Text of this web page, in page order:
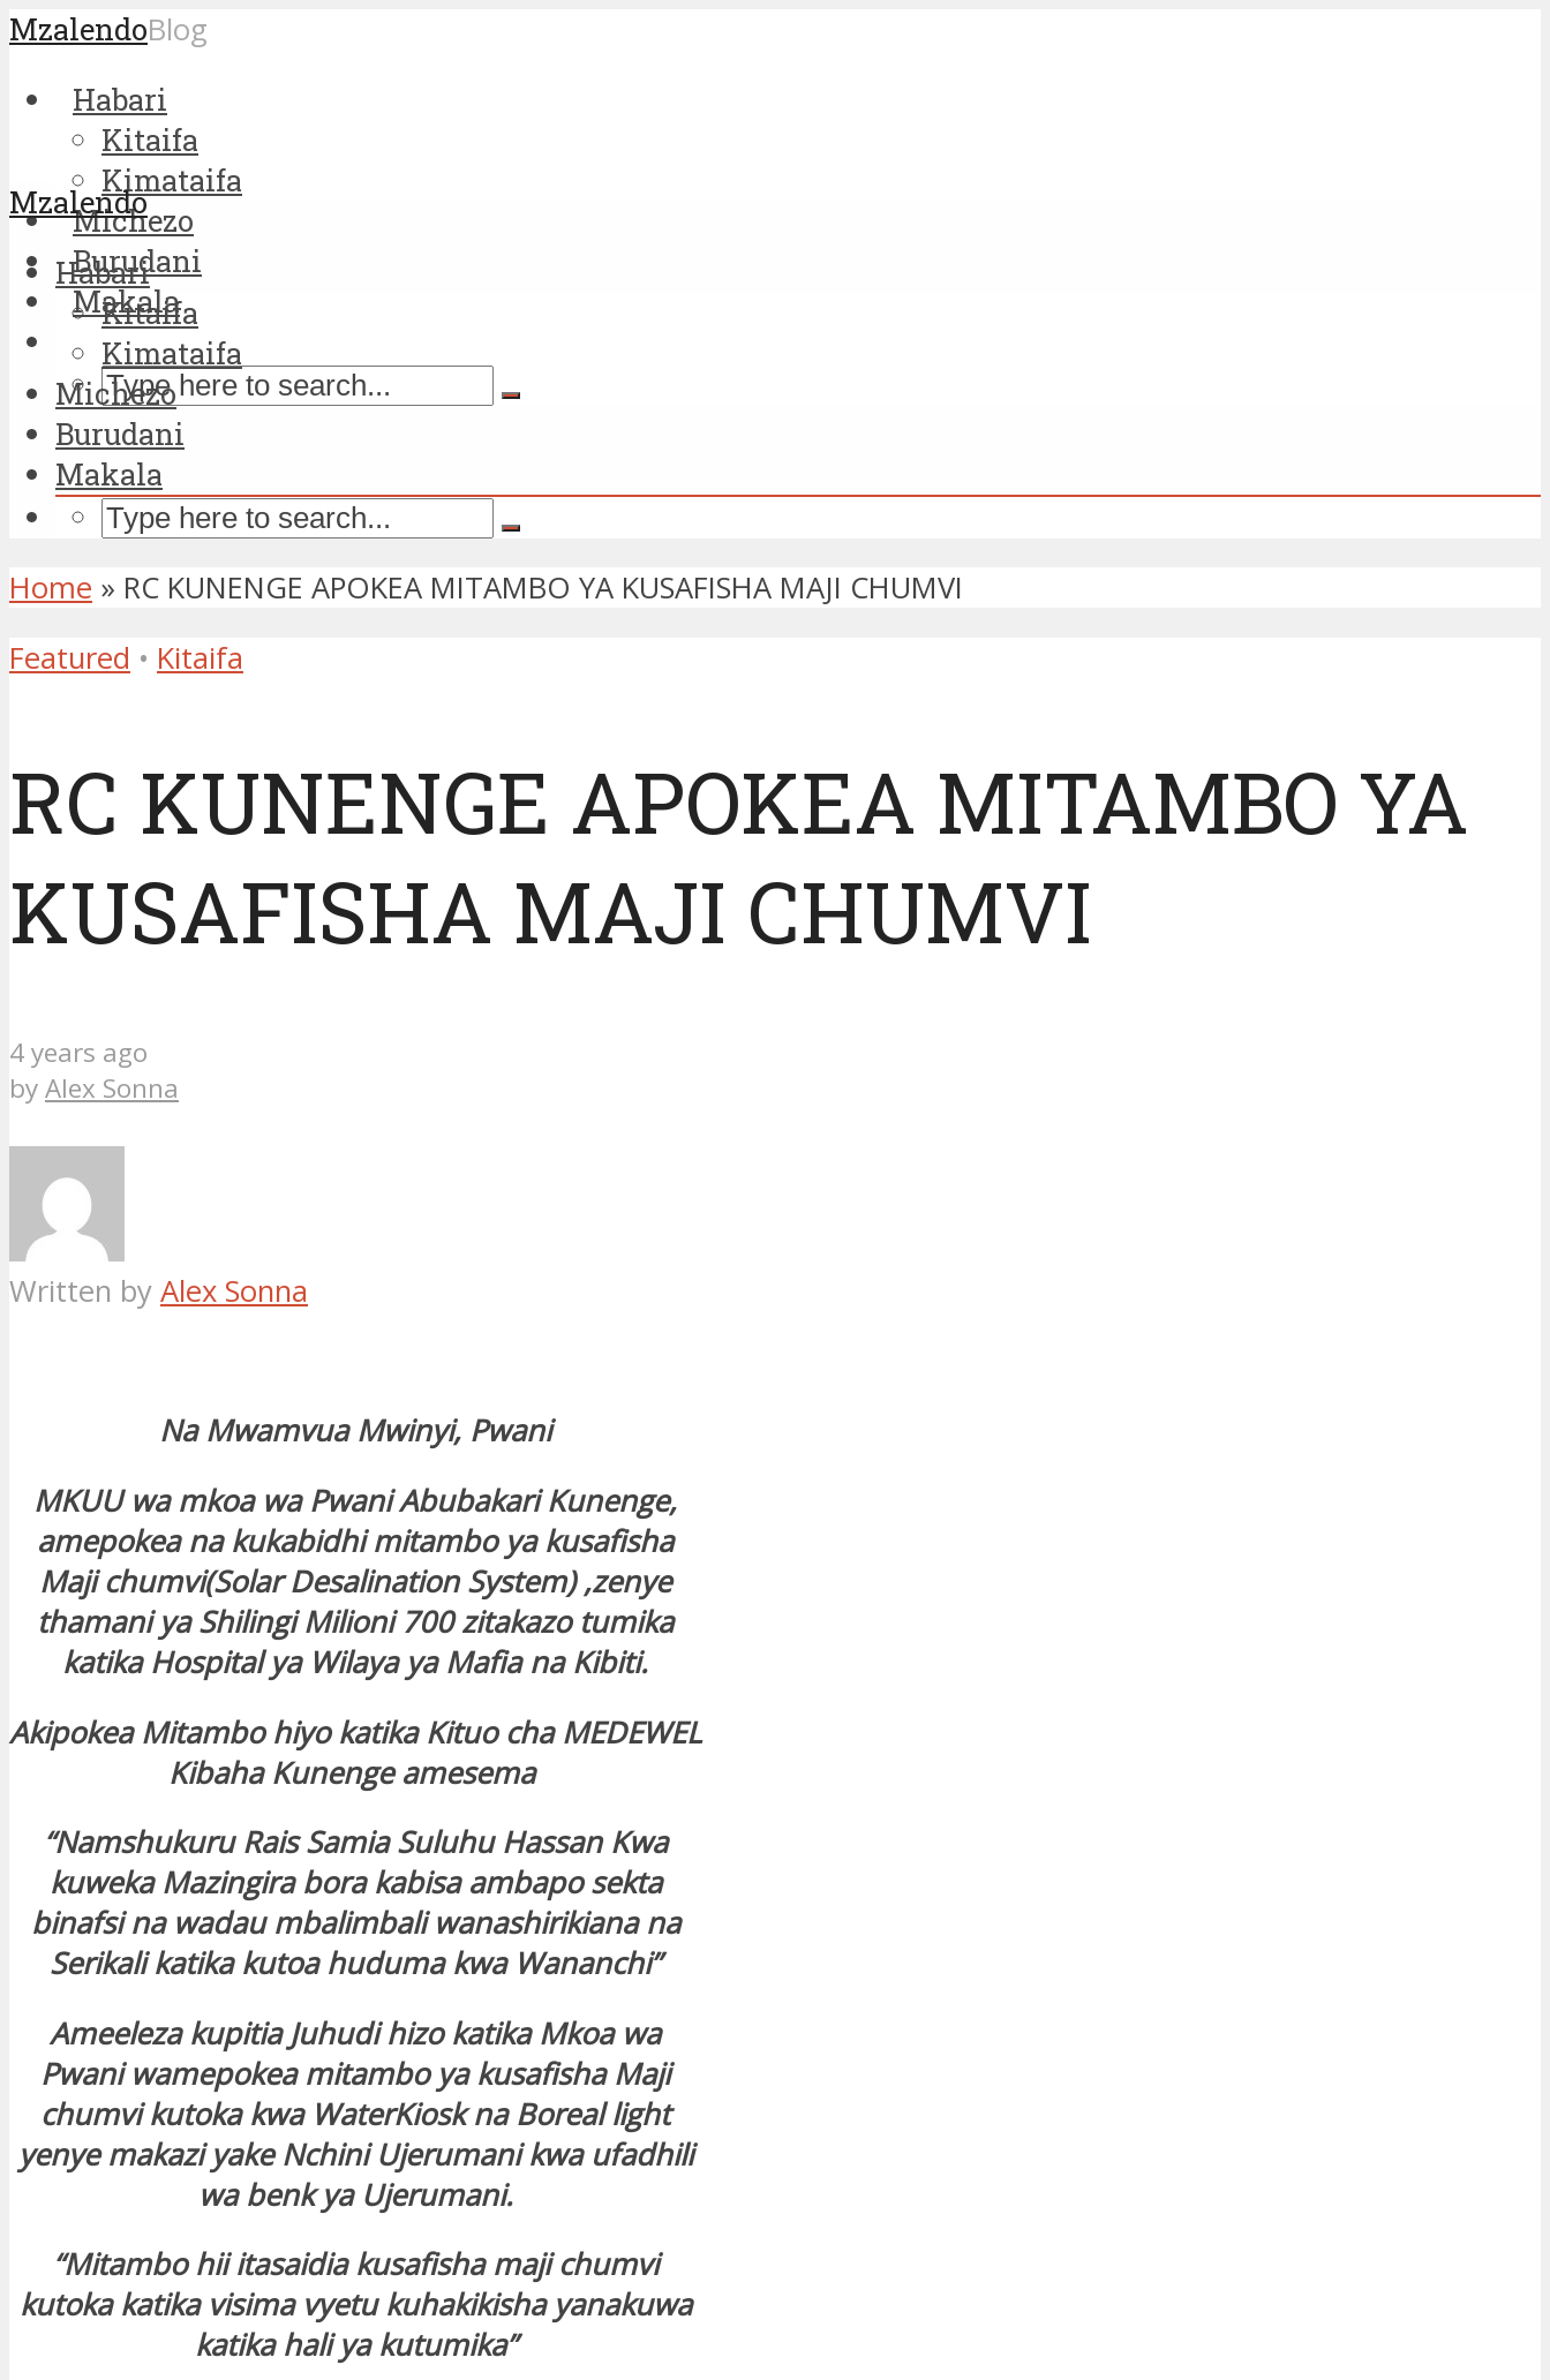
MzalendoBlog
Habari
Kitaifa
Kimataifa
Michezo
Burudani
Makala
Mzalendo
Habari
Kitaifa
Kimataifa
Michezo
Burudani
Makala
Home » RC KUNENGE APOKEA MITAMBO YA KUSAFISHA MAJI CHUMVI
Featured • Kitaifa
RC KUNENGE APOKEA MITAMBO YA
KUSAFISHA MAJI CHUMVI
4 years ago
byAlex Sonna
Written by Alex Sonna
Na Mwamvua Mwinyi, Pwani
MKUU wa mkoa wa Pwani Abubakari Kunenge,
amepokea na kukabidhi mitambo ya kusafisha
Maji chumvi(Solar Desalination System) ,zenye
thamani ya Shilingi Milioni 700 zitakazo tumika
katika Hospital ya Wilaya ya Mafia na Kibiti.
Akipokea Mitambo hiyo katika Kituo cha MEDEWEL
Kibaha Kunenge amesema
“Namshukuru Rais Samia Suluhu Hassan Kwa
kuweka Mazingira bora kabisa ambapo sekta
binafsi na wadau mbalimbali wanashirikiana na
Serikali katika kutoa huduma kwa Wananchi”
Ameeleza kupitia Juhudi hizo katika Mkoa wa
Pwani wamepokea mitambo ya kusafisha Maji
chumvi kutoka kwa WaterKiosk na Boreal light
yenye makazi yake Nchini Ujerumani kwa ufadhili
wa benk ya Ujerumani.
“Mitambo hii itasaidia kusafisha maji chumvi
kutoka katika visima vyetu kuhakikisha yanakuwa
katika hali ya kutumika”